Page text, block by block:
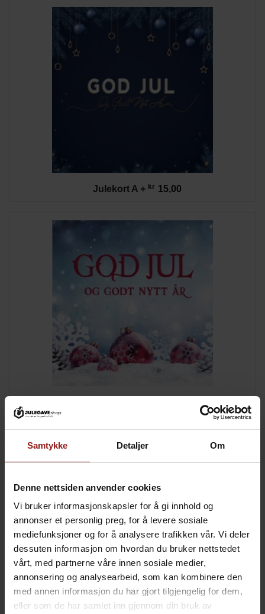
Samtykke Detaljer Om
Denne nettsiden anvender cookies
Vi bruker informasjonskapsler for å gi innhold og
annonser et personlig preg, for å levere sosiale
mediefunksjoner og for å analysere trafikken vår. Vi deler
dessuten informasjon om hvordan du bruker nettstedet
vårt, med partnerne våre innen sosiale medier,
annonsering og analysearbeid, som kan kombinere den
med annen informasjon du har gjort tilgjengelig for dem,
eller som de har samlet inn gjennom din bruk av
Julekort A + kr 15,00